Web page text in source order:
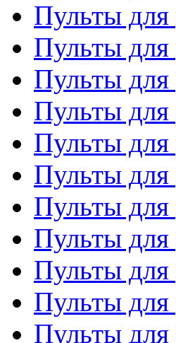
Пульты для
Пульты для
Пульты для
Пульты для
Пульты для
Пульты для
Пульты для
Пульты для
Пульты для
Пульты для
Пульты для